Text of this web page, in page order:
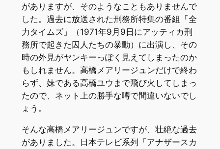
がありますが、そのようなこともありませんで
した。過去に放送された刑務所特集の番組「全
力タイムズ」（1971年9月9日にアッティカ刑
務所で起きた囚人たちの暴動）に出演し、その
時の外見がヤンキーっぽく見えてしまったのか
もしれません。高橋メアリージュンだけで終わ
らず、妹である高橋ユウまで飛び火してしまっ
たので、ネット上の勝手な噂で間違いないでし
ょう。
そんな高橋メアリージュンですが、壮絶な過去
がありました。日本テレビ系列「アナザースカ